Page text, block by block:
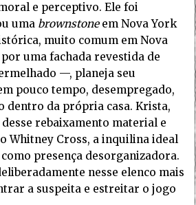
e perceptivo. Ele foi
uma brownstoneem Nova York
muito comum em Nova
uma fachada revestida de
—, planeja seu
pouco tempo, desempregado,
dentro da própria casa. Krista,
rebaixamento material e
Whitney Cross, a inquilina ideal
presença desorganizadora.
nesse elenco mais
a suspeita e estreitar o jogo